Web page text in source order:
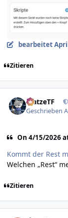
bearbeitet
Zitieren
MatzeTF
Geschrieben
On 4/15/2026
Kommt der Rest
Welchen „Rest“
Zitieren